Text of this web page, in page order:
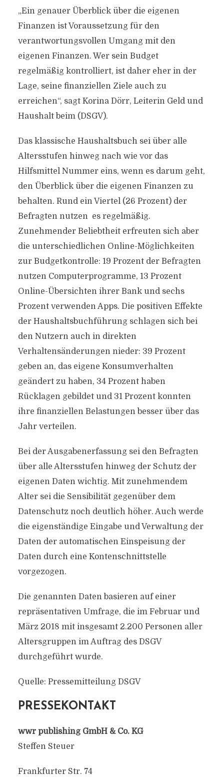
„Ein genauer Überblick über die eigenen
Finanzen ist Voraussetzung für den
verantwortungsvollen Umgang mit den
eigenen Finanzen. Wer sein Budget
regelmäßig kontrolliert, ist daher eher in der
Lage, seine finanziellen Ziele auch zu
erreichen“, sagt Korina Dörr, Leiterin Geld und
Haushalt beim (DSGV).
Das klassische Haushaltsbuch sei über alle
Altersstufen hinweg nach wie vor das
Hilfsmittel Nummer eins, wenn es darum geht,
den Überblick über die eigenen Finanzen zu
behalten. Rund ein Viertel (26 Prozent) der
Befragten nutzen es regelmäßig.
Zunehmender Beliebtheit erfreuten sich aber
die unterschiedlichen Online-Möglichkeiten
zur Budgetkontrolle: 19 Prozent der Befragten
nutzen Computerprogramme, 13 Prozent
Online-Übersichten ihrer Bank und sechs
Prozent verwenden Apps. Die positiven Effekte
der Haushaltsbuchführung schlagen sich bei
den Nutzern auch in direkten
Verhaltensänderungen nieder: 39 Prozent
geben an, das eigene Konsumverhalten
geändert zu haben, 34 Prozent haben
Rücklagen gebildet und 31 Prozent konnten
ihre finanziellen Belastungen besser über das
Jahr verteilen.
Bei der Ausgabenerfassung sei den Befragten
über alle Altersstufen hinweg der Schutz der
eigenen Daten wichtig. Mit zunehmendem
Alter sei die Sensibilität gegenüber dem
Datenschutz noch deutlich höher. Auch werde
die eigenständige Eingabe und Verwaltung der
Daten der automatischen Einspeisung der
Daten durch eine Kontenschnittstelle
vorgezogen.
Die genannten Daten basieren auf einer
repräsentativen Umfrage, die im Februar und
März 2018 mit insgesamt 2.200 Personen aller
Altersgruppen im Auftrag des DSGV
durchgeführt wurde.
Quelle: Pressemitteilung DSGV
PRESSEKONTAKT
wwr publishing GmbH & Co. KG
Steffen Steuer
Frankfurter Str. 74